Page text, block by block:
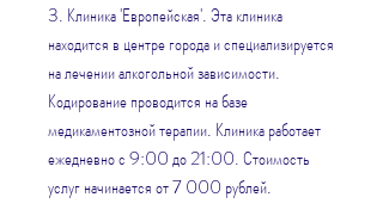
3. Клиника 'Европейская'. Эта клиника
находится в центре города и специализируется
на лечении алкогольной зависимости.
Кодирование проводится на базе
медикаментозной терапии. Клиника работает
ежедневно с 9:00 до 21:00. Стоимость
услуг начинается от 7 000 рублей.